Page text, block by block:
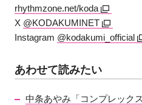
rhythmzone.net/koda
X @KODAKUMINET
Instagram @kodakumi_official
あわせて読みたい
中条あやみ「コンプレック